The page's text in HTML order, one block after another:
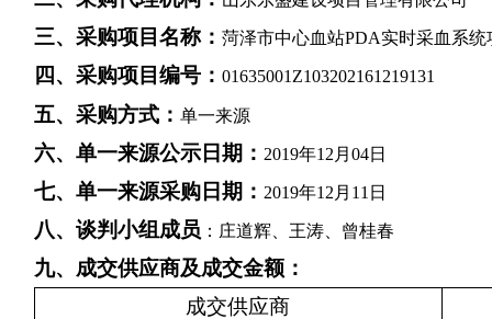
三、采购项目名称： 菏泽市中心血站PDA实时采血系统
四、采购项目编号： 01635001Z103202161219131
五、采购方式： 单一来源
六、 单一来源公示 日期： 2019年12月04日
七、 单一来源采购 日期： 2019年12月11日
八、 谈判小组成员 ：庄道辉、王涛、曾桂春
九、成交供应商及成交金额：
成交供应商